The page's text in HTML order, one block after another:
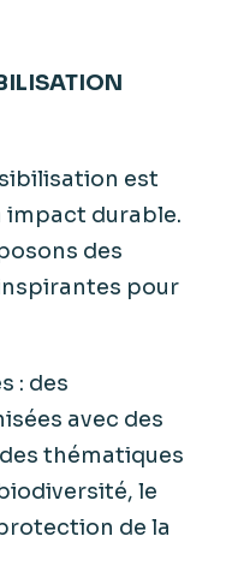
est
impact durable.
des
pour
: des
avec des
thématiques
le
de la